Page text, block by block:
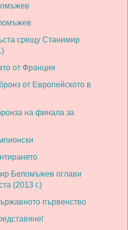
срещу Станимир
от Франция
от Европейското в
на финала за
Беломъжев оглави
(2013 г.)
първенство